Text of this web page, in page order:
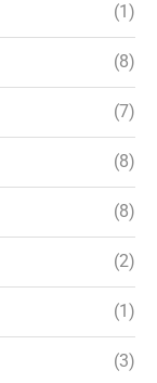
(1)
(8)
(7)
(8)
(8)
(2)
(1)
(3)